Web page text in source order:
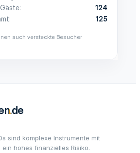
124
125
auch versteckte Besucher
sind komplexe Instrumente mit
hohes finanzielles Risiko.